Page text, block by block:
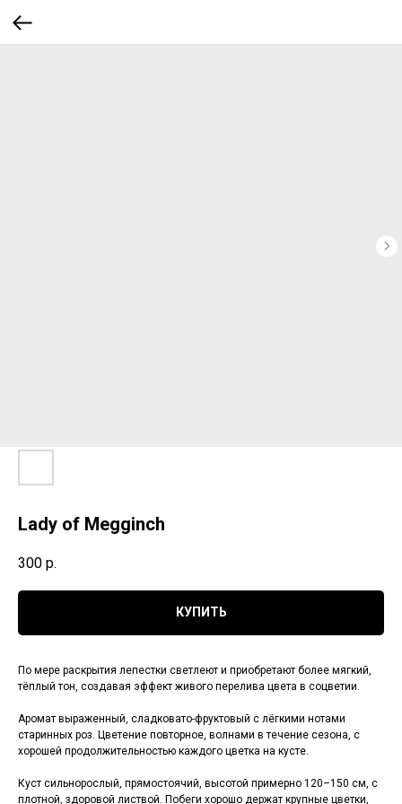
Lady of Megginch
300 р.
КУПИТЬ
По мере раскрытия лепестки светлеют и приобретают более мягкий,
тёплый тон, создавая эффект живого перелива цвета в соцветии.
Аромат выраженный, сладковато-фруктовый с лёгкими нотами
старинных роз. Цветение повторное, волнами в течение сезона, с
хорошей продолжительностью каждого цветка на кусте.
Куст сильнорослый, прямостоячий, высотой примерно 120–150 см, с
плотной, здоровой листвой. Побеги хорошо держат крупные цветки,